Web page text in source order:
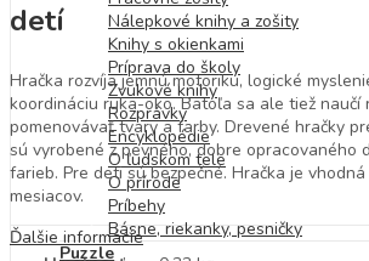
Nálepkové knihy a zošity
Knihy s okienkami
Príprava do školy
Zvukové knihy
Rozprávky
Encyklopédie
O ľudskom tele
O prírode
Príbehy
Básne, riekanky, pesničky
Puzzle
detí
Hračka rozvíja jemnú motoriku, logické
koordináciu ruka-oko. Batoľa sa ale tiež naučí
pomenovávať tvary a farby. Drevené hračky
sú vyrobené z pevného, ​​dobre opracovaného
farieb. Pre deti sú bezpečné. Hračka je
mesiacov.
Ďalšie informácie